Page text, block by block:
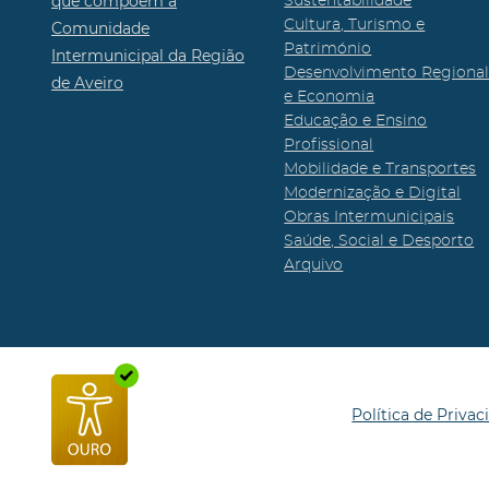
Comunidade
Intermunicipal da Região
de Aveiro
Cultura, Turismo e
Património
Desenvolvimento Regional
e Economia
Educação e Ensino
Profissional
Mobilidade e Transportes
Modernização e Digital
Obras Intermunicipais
Saúde, Social e Desporto
Arquivo
Política de